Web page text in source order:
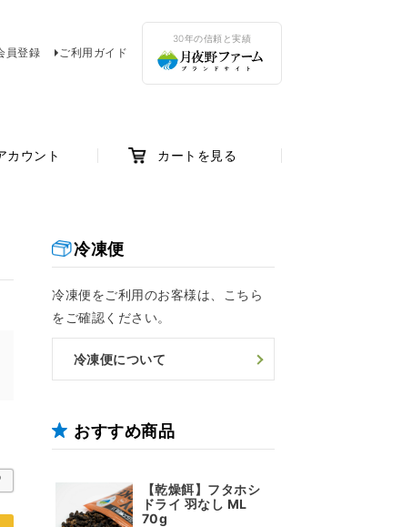
員登録 ご利用ガイド
30年の信頼と実績
カウント カートを見る
冷凍便
冷凍便をご利用のお客様は、こちら
をご確認ください。
冷凍便について
おすすめ商品
【乾燥餌】フタホシ
ドライ 羽なし ML
70g